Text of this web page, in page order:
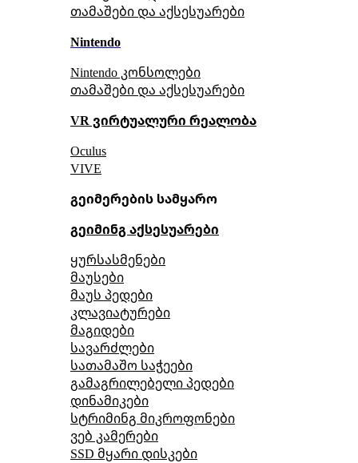
თამაშები და აქსესუარები
Nintendo
Nintendo კონსოლები
თამაშები და აქსესუარები
VR ვირტუალური რეალობა
Oculus
VIVE
გეიმერების სამყარო
გეიმინგ აქსესუარები
ყურსასმენები
მაუსები
მაუს პედები
კლავიატურები
მაგიდები
სავარძლები
სათამაშო საჭეები
გამაგრილებელი პედები
დინამიკები
სტრიმინგ მიკროფონები
ვებ კამერები
SSD მყარი დისკები